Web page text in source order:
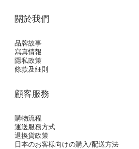
關於我們
品牌故事
寫真情報
隱私政策
條款及細則
顧客服務
購物流程
運送服務方式
退換貨政策
日本のお客様向けの購入/配送方法